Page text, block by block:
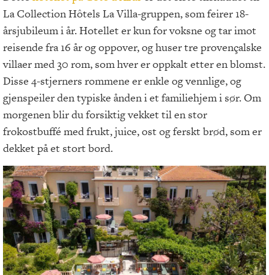
La Collection Hôtels La Villa-gruppen, som feirer 18-
årsjubileum i år. Hotellet er kun for voksne og tar imot
reisende fra 16 år og oppover, og huser tre provençalske
villaer med 30 rom, som hver er oppkalt etter en blomst.
Disse 4-stjerners rommene er enkle og vennlige, og
gjenspeiler den typiske ånden i et familiehjem i sør. Om
morgenen blir du forsiktig vekket til en stor
frokostbuffé med frukt, juice, ost og ferskt brød, som er
dekket på et stort bord.